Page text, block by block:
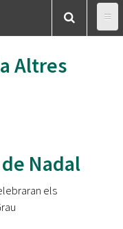
Altres
Nadal
els